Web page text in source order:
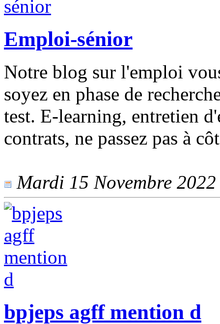
Emploi-sénior
Notre blog sur l'emploi
soyez en phase de
test. E-learning, entretien
contrats, ne passez pas à
Mardi 15 Novembre
bpjeps agff mention d